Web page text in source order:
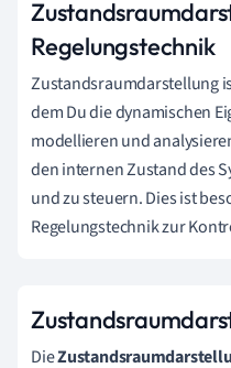
Regelungstechnik
Zustandsraumdarstellung
dem Du die dynamischen
modellieren und
den internen Zustand des
und zu steuern. Dies ist
Regelungstechnik zur
Die